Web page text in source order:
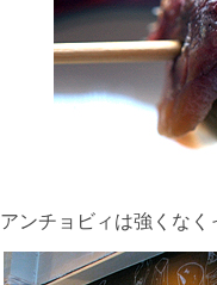
アンチョビィは強くな